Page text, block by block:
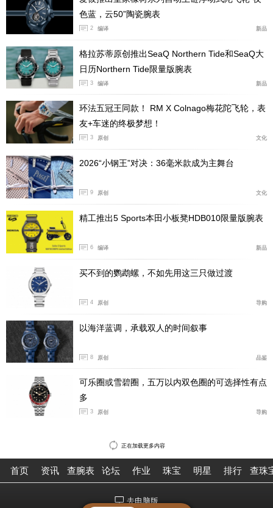
黑色或白色精密陶瓷和精钢表壳
色蓝，云50”陶瓷腕表
2 编译 新品
格拉苏蒂原创推出SeaQ Northern Tide和SeaQ大
日历Northern Tide限量版腕表
3 编译 新品
环法五冠王同款！ RM X Colnago梅花陀飞轮，表
友+车迷的终极梦想！
3 原创 文化
2026“小钢王”对决：36毫米款成为主舞台
9 原创 文化
精工推出5 Sports本田小板凳HDB010限量版腕表
6 编译 新品
买不到的鹦鹉螺，不如先用这三只做过渡
4 原创 导购
以海洋蓝调，承载双人的时间叙事
8 原创 品鉴
可乐圈或雪碧圈，五万以内双色圈的可选择性有点
多
3 原创 导购
正在加载更多内容
首页 资讯 查腕表 论坛 作业 珠宝 明星 排行 查珠
去电脑版